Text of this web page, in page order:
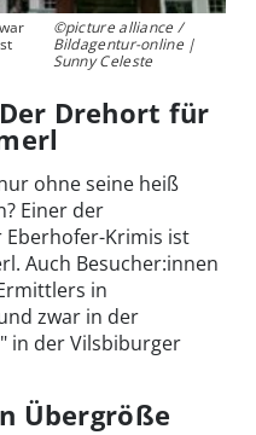
©picture alliance /
Bildagentur-online |
Sunny Celeste
Drehort für
ohne seine heiß
Einer der
Krimis ist
Auch Besucher:innen
in
zwar in der
in der Vilsbiburger
Übergröße